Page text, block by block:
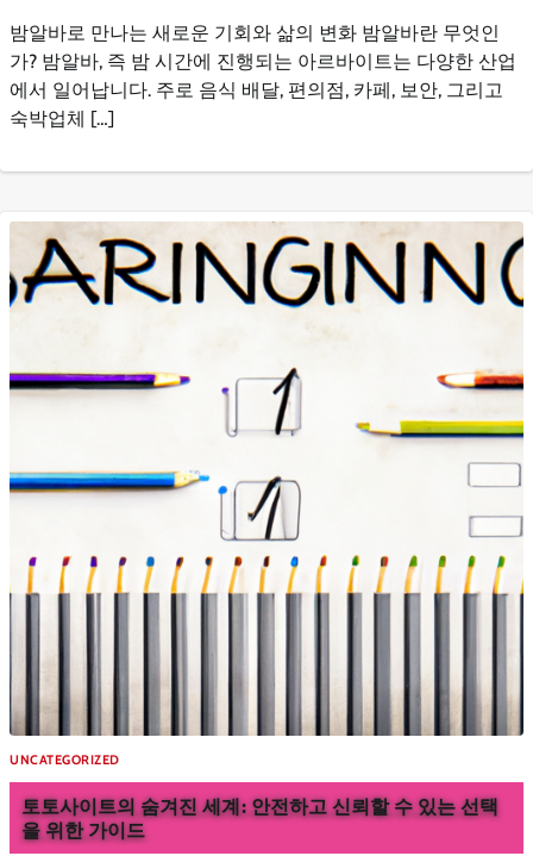
밤알바로 만나는 새로운 기회와 삶의 변화 밤알바란 무엇인
가? 밤알바, 즉 밤 시간에 진행되는 아르바이트는 다양한 산업
에서 일어납니다. 주로 음식 배달, 편의점, 카페, 보안, 그리고
숙박업체 […]
UNCATEGORIZED
토토사이트의 숨겨진 세계: 안전하고 신뢰할 수 있는 선택
을 위한 가이드